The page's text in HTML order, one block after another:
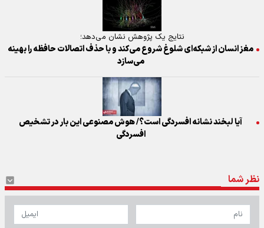
نتایج یک پژوهش نشان می‌دهد؛
مغز انسان از شبکه‌ای شلوغ شروع می‌کند و با حذف اتصالات حافظه را بهینه
می‌سازد
آیا لبخند نشانه افسردگی است؟/ هوش مصنوعی این بار در تشخیص
افسردگی
نظر شما